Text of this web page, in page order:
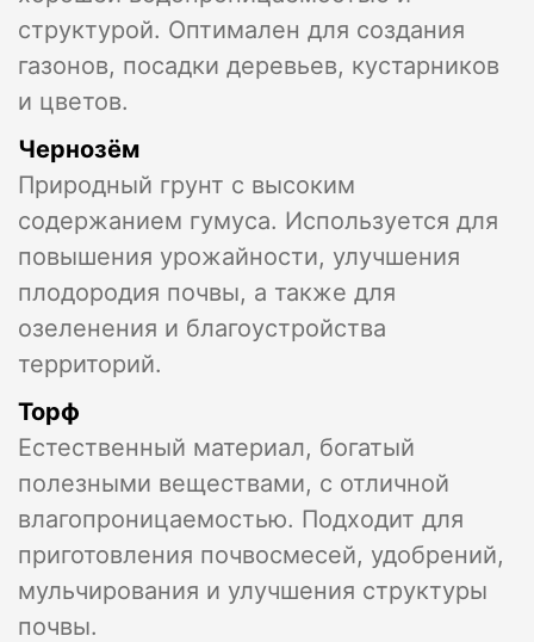
структурой. Оптимален для создания
газонов, посадки деревьев, кустарников
и цветов.
Чернозём
Природный грунт с высоким
содержанием гумуса. Используется для
повышения урожайности, улучшения
плодородия почвы, а также для
озеленения и благоустройства
территорий.
Торф
Естественный материал, богатый
полезными веществами, с отличной
влагопроницаемостью. Подходит для
приготовления почвосмесей, удобрений,
мульчирования и улучшения структуры
почвы.